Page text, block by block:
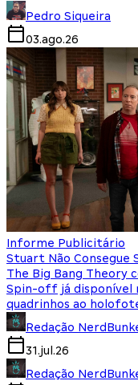
Pedro Siqueira
03.ago.26
Informe Publicitário
Stuart Não Consegue
The Big Bang Theory
Spin-off já disponível
quadrinhos ao
Redação
31.jul.26
Redação